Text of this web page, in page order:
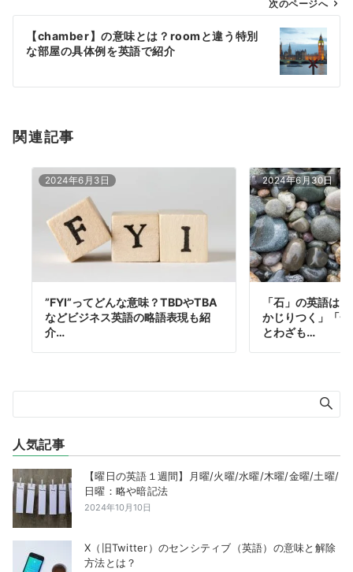
ン
次のページへ
【chamber】の意味とは？roomと違う特別
な部屋の具体例を英語で紹介
関連記事
2024年6月3日
”FYI”ってどんな意味？TBDやTBA
などビジネス英語の略語表現も紹
介…
2024年6月30日
「石」の英語は
かじりつく」「
とわざも…
人気記事
【曜日の英語１週間】月曜/火曜/水曜/木曜/金曜/土曜/
日曜：略や暗記法
2024年10月10日
X（旧Twitter）のセンシティブ（英語）の意味と解除
方法とは？